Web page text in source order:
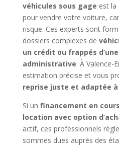
véhicules sous gage est la
pour vendre votre voiture,
risque. Ces experts sont
dossiers complexes de
un crédit ou frappés
administrative. À Valence-
estimation précise et vous
reprise juste et adaptée
Si un financement en
location avec option
actif, ces professionnels
sommes dues auprès des